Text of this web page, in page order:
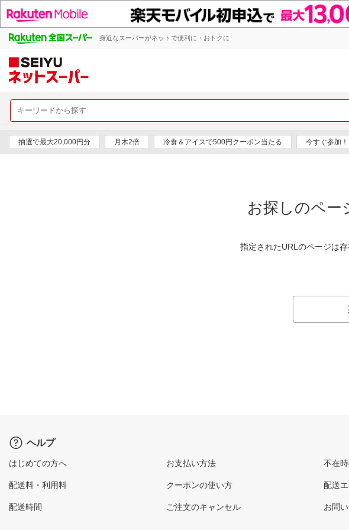
身近なスーパーがネットで便利に・おトクに
抽選で最大20,000円分 月木2倍 冷食＆アイスで500円クーポン当たる 今すぐ参加
お探しのペー
指定されたURLのページは
ヘルプ
はじめての方へ
配送料・利用料
配送時間
お支払い方法
クーポンの使い方
ご注文のキャンセル
不在
配送
お問